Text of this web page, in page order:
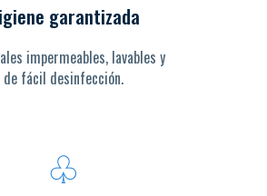
garantizada
impermeables, lavables y
de fácil desinfección.
♧